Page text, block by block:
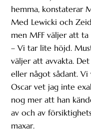
hemma, konstaterar
Med Lewicki och
men MFF väljer att
– Vi tar lite höjd.
väljer att avvakta.
eller något sådant.
Oscar vet jag inte
nog mer att han
av och av
maxar.